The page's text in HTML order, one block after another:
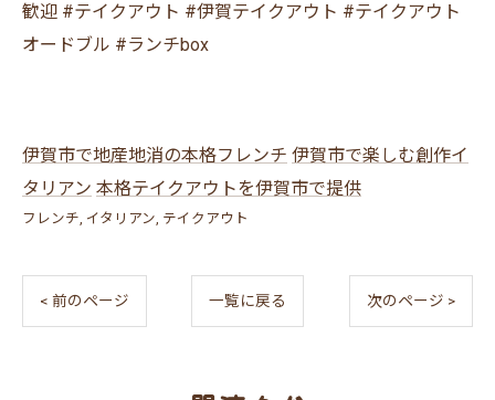
歓迎 #テイクアウト #伊賀テイクアウト #テイクアウト
オードブル #ランチbox
伊賀市で地産地消の本格フレンチ 伊賀市で楽しむ創作イ
タリアン 本格テイクアウトを伊賀市で提供
フレンチ イタリアン テイクアウト
< 前のページ 一覧に戻る 次のページ >